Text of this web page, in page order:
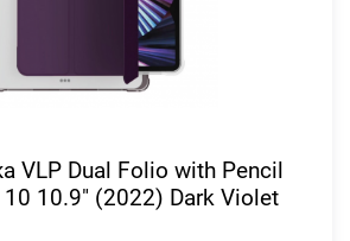
VLP Dual Folio with Penсil
10.9" (2022) Dark Violet